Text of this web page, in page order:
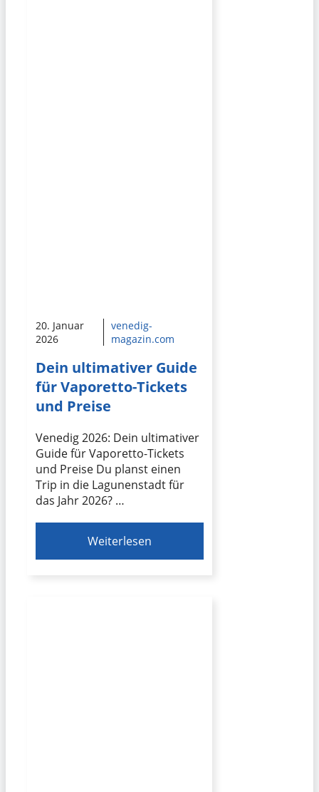
20. Januar
2026
venedig-
magazin.com
Dein ultimativer Guide
für Vaporetto-Tickets
und Preise
Venedig 2026: Dein ultimativer
Guide für Vaporetto-Tickets
und Preise Du planst einen
Trip in die Lagunenstadt für
das Jahr 2026? …
Weiterlesen